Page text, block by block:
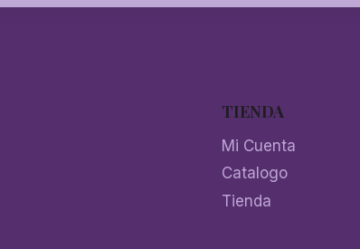
TIENDA
Mi Cuenta
Catalogo
Tienda